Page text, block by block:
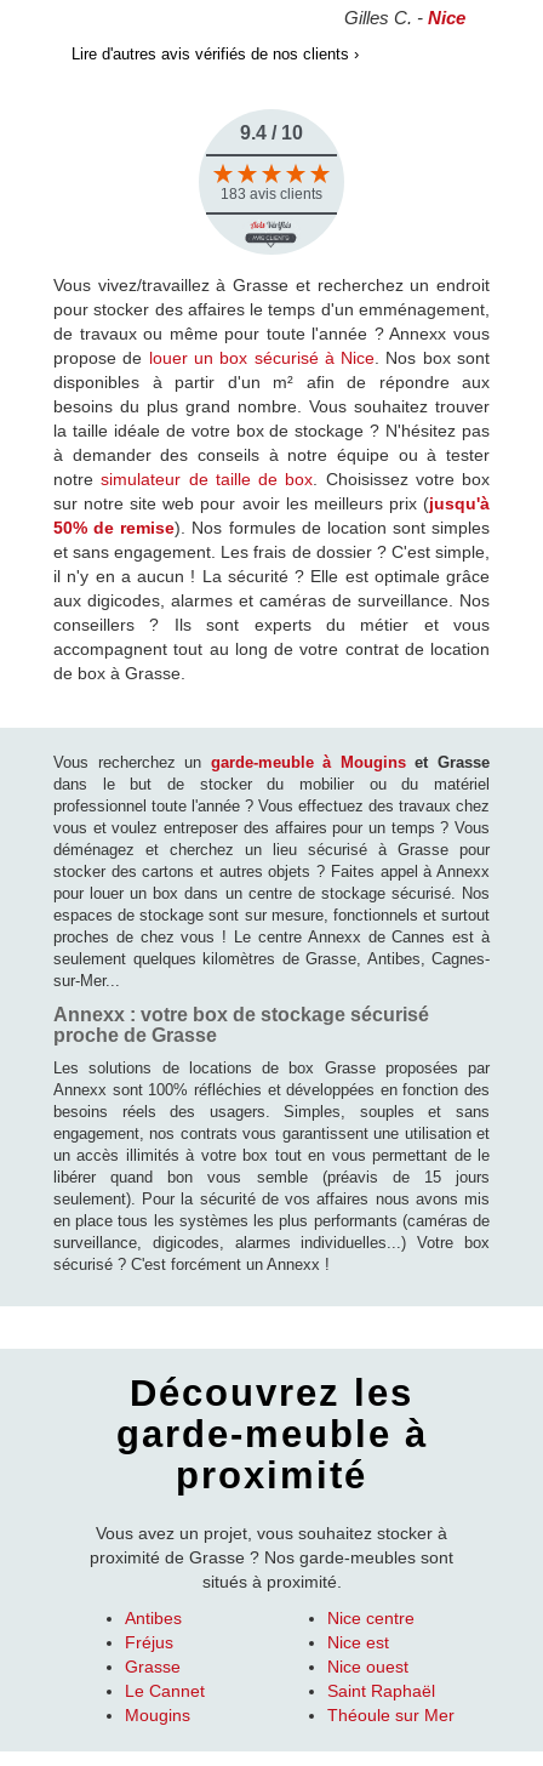
Gilles C. - Nice
Lire d'autres avis vérifiés de nos clients ›
9.4 / 10
183 avis clients
Vous vivez/travaillez à Grasse et recherchez un endroit
pour stocker des affaires le temps d'un emménagement,
de travaux ou même pour toute l'année ? Annexx vous
propose de louer un box sécurisé à Nice . Nos box sont
disponibles à partir d'un m² afin de répondre aux
besoins du plus grand nombre. Vous souhaitez trouver
la taille idéale de votre box de stockage ? N'hésitez pas
à demander des conseils à notre équipe ou à tester
notresimulateur de taille de box . Choisissez votre box
sur notre site web pour avoir les meilleurs prix (jusqu'à
50% de remise). Nos formules de location sont simples
et sans engagement. Les frais de dossier ? C'est simple,
il n'y en a aucun ! La sécurité ? Elle est optimale grâce
aux digicodes, alarmes et caméras de surveillance. Nos
conseillers ? Ils sont experts du métier et vous
accompagnent tout au long de votre contrat de location
de box à Grasse.
Vous recherchez un garde-meuble à Mouginset Grasse
dans le but de stocker du mobilier ou du matériel
professionnel toute l'année ? Vous effectuez des travaux chez
vous et voulez entreposer des affaires pour un temps ? Vous
déménagez et cherchez un lieu sécurisé à Grasse pour
stocker des cartons et autres objets ? Faites appel à Annexx
pour louer un box dans un centre de stockage sécurisé. Nos
espaces de stockage sont sur mesure, fonctionnels et surtout
proches de chez vous ! Le centre Annexx de Cannes est à
seulement quelques kilomètres de Grasse, Antibes, Cagnes-
sur-Mer...
Annexx : votre box de stockage sécurisé
proche de Grasse
Les solutions de locations de box Grasse proposées par
Annexx sont 100% réfléchies et développées en fonction des
besoins réels des usagers. Simples, souples et sans
engagement, nos contrats vous garantissent une utilisation et
un accès illimités à votre box tout en vous permettant de le
libérer quand bon vous semble (préavis de 15 jours
seulement). Pour la sécurité de vos affaires nous avons mis
en place tous les systèmes les plus performants (caméras de
surveillance, digicodes, alarmes individuelles...) Votre box
sécurisé ? C'est forcément un Annexx !
Découvrez les
garde-meuble à
proximité
Vous avez un projet, vous souhaitez stocker à
proximité de Grasse ? Nos garde-meubles sont
situés à proximité.
Antibes
Fréjus
Grasse
Le Cannet
Mougins
Nice centre
Nice est
Nice ouest
Saint Raphaël
Théoule sur Mer